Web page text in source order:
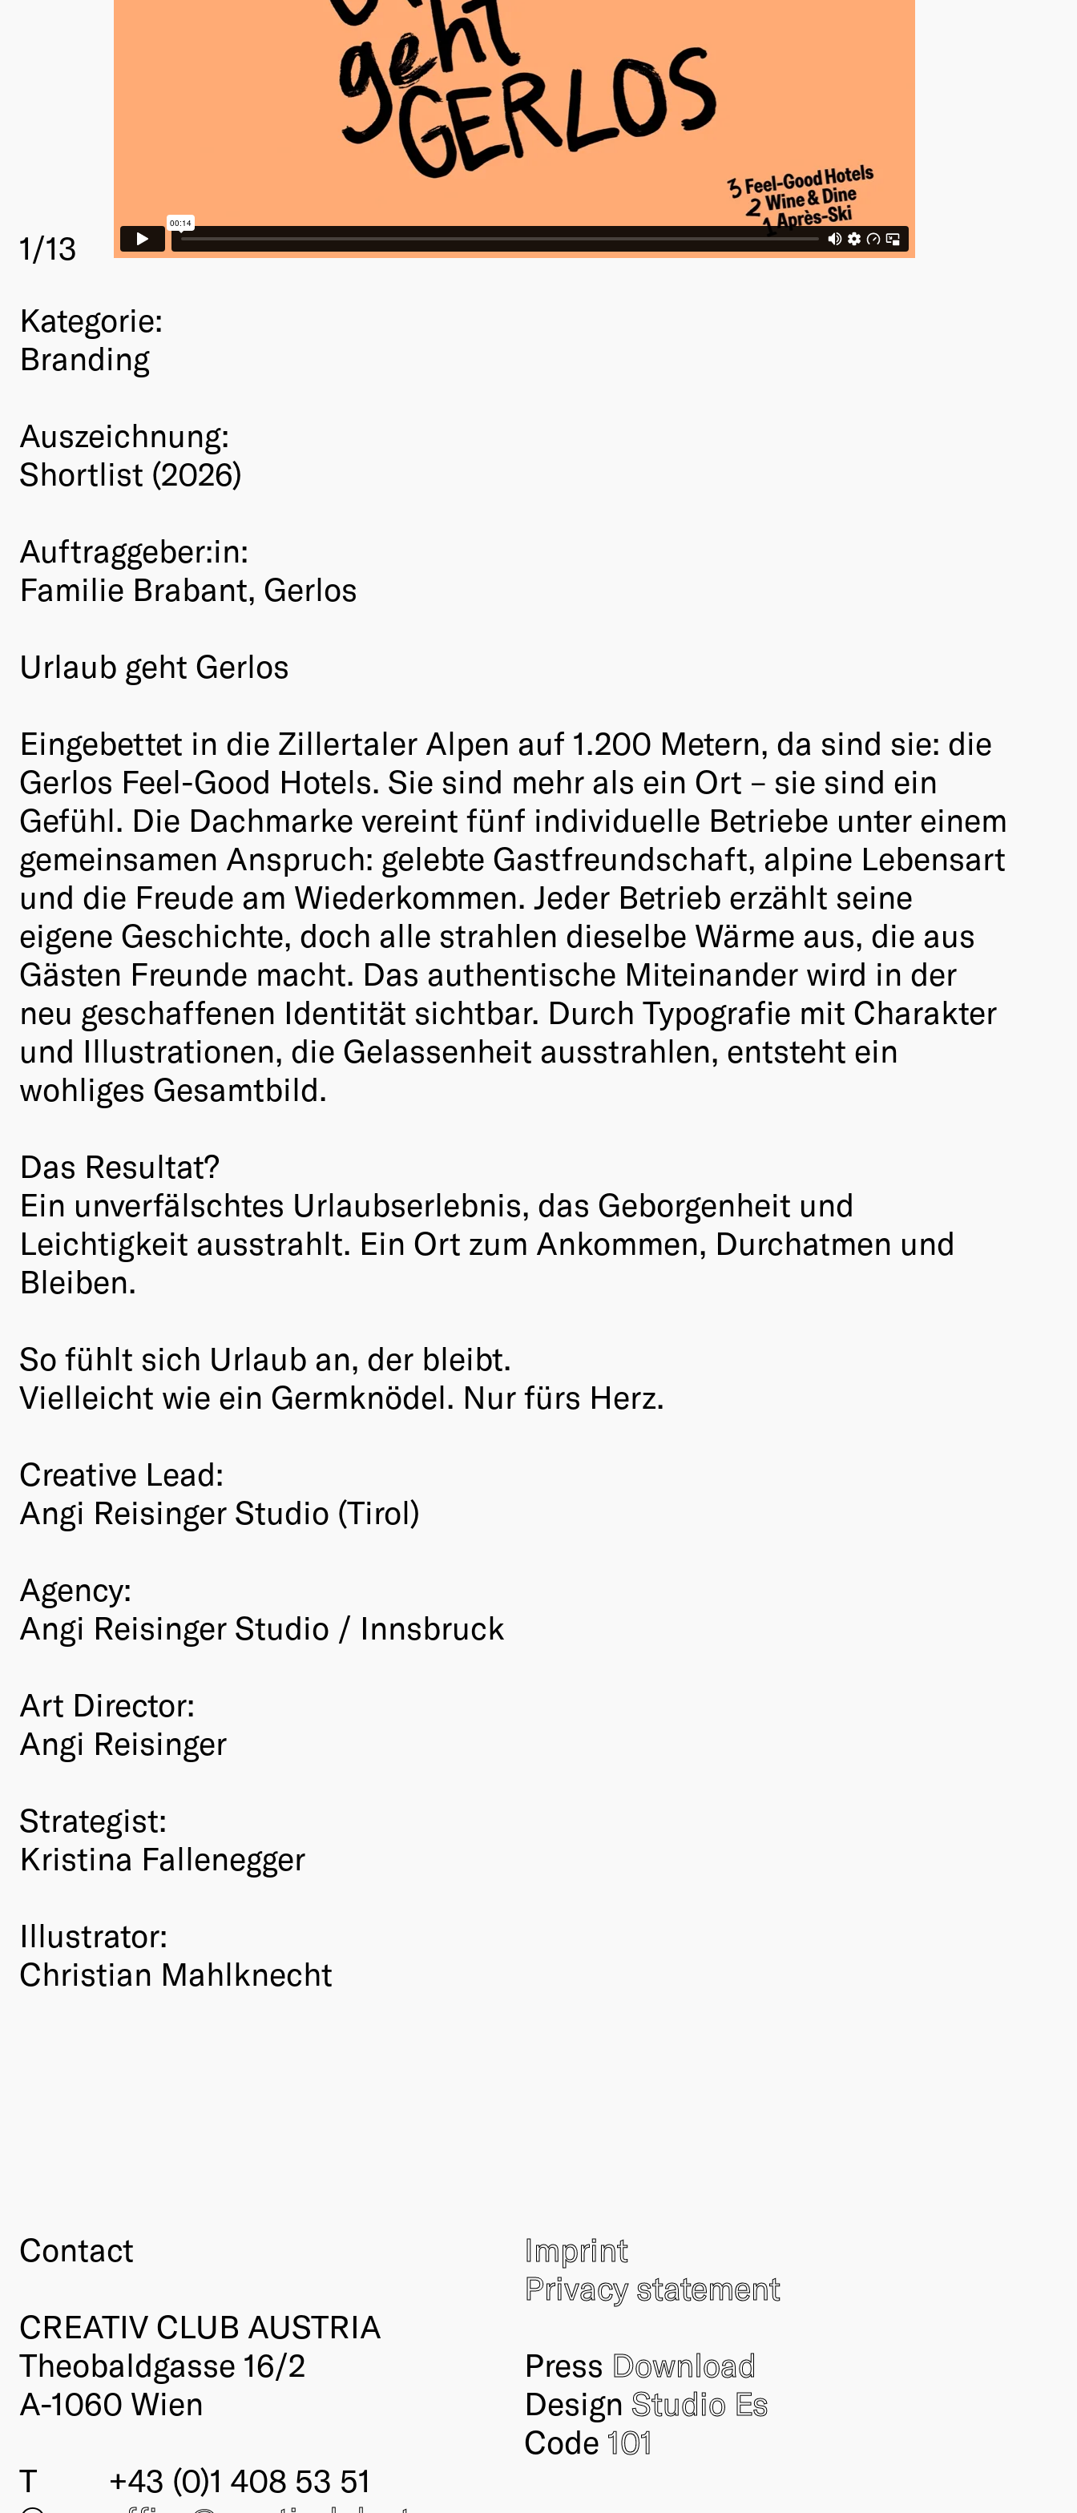
1/13
Kategorie:
Branding
Auszeichnung:
Shortlist (2026)
Auftraggeber:in:
Familie Brabant, Gerlos
Urlaub geht Gerlos
Eingebettet in die Zillertaler Alpen auf 1.200 Metern, da sind sie: die
Gerlos Feel-Good Hotels. Sie sind mehr als ein Ort – sie sind ein
Gefühl. Die Dachmarke vereint fünf individuelle Betriebe unter einem
gemeinsamen Anspruch: gelebte Gastfreundschaft, alpine Lebensart
und die Freude am Wiederkommen. Jeder Betrieb erzählt seine
eigene Geschichte, doch alle strahlen dieselbe Wärme aus, die aus
Gästen Freunde macht. Das authentische Miteinander wird in der
neu geschaffenen Identität sichtbar. Durch Typografie mit Charakter
und Illustrationen, die Gelassenheit ausstrahlen, entsteht ein
wohliges Gesamtbild.
Das Resultat?
Ein unverfälschtes Urlaubserlebnis, das Geborgenheit und
Leichtigkeit ausstrahlt. Ein Ort zum Ankommen, Durchatmen und
Bleiben.
So fühlt sich Urlaub an, der bleibt.
Vielleicht wie ein Germknödel. Nur fürs Herz.
Creative Lead:
Angi Reisinger Studio (Tirol)
Agency:
Angi Reisinger Studio / Innsbruck
Art Director:
Angi Reisinger
Strategist:
Kristina Fallenegger
Illustrator:
Christian Mahlknecht
Contact
CREATIV CLUB AUSTRIA
Theobaldgasse 16/2
A-1060 Wien
T
+43 (0)1 408 53 51
Imprint
Privacy statement
Press Download
Design Studio Es
Code 101